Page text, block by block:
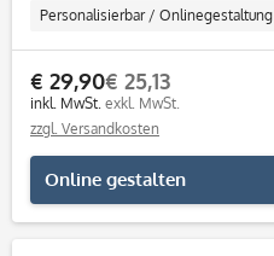
Personalisierbar / Onlinegestaltung
€ 29,90
inkl. MwSt.
€ 25,13
exkl. MwSt.
zzgl. Versandkosten
Online gestalten